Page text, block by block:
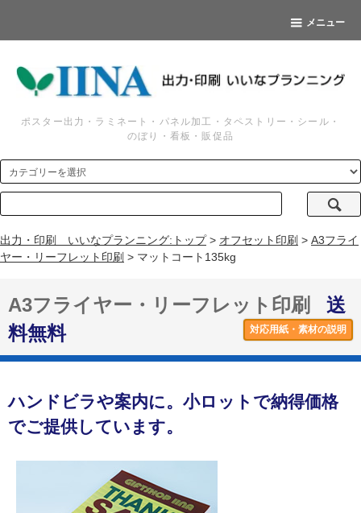
メニュー
ポスター出力・ラミネート・パネル加工・タペストリー・シール・
のぼり・看板・販促品
出力・印刷 いいなプランニング:トップ> オフセット印刷 > A3フライ
ヤー・リーフレット印刷 > マットコート135kg
A3フライヤー・リーフレット印刷
送
料無料
対応用紙・素材の説明
ハンドビラや案内に。小ロットで納得価格
でご提供しています。